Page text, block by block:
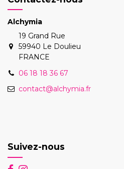
Alchymia
19 Grand Rue
59940 Le Doulieu
FRANCE
06 18 18 36 67
contact@alchymia.fr
Suivez-nous